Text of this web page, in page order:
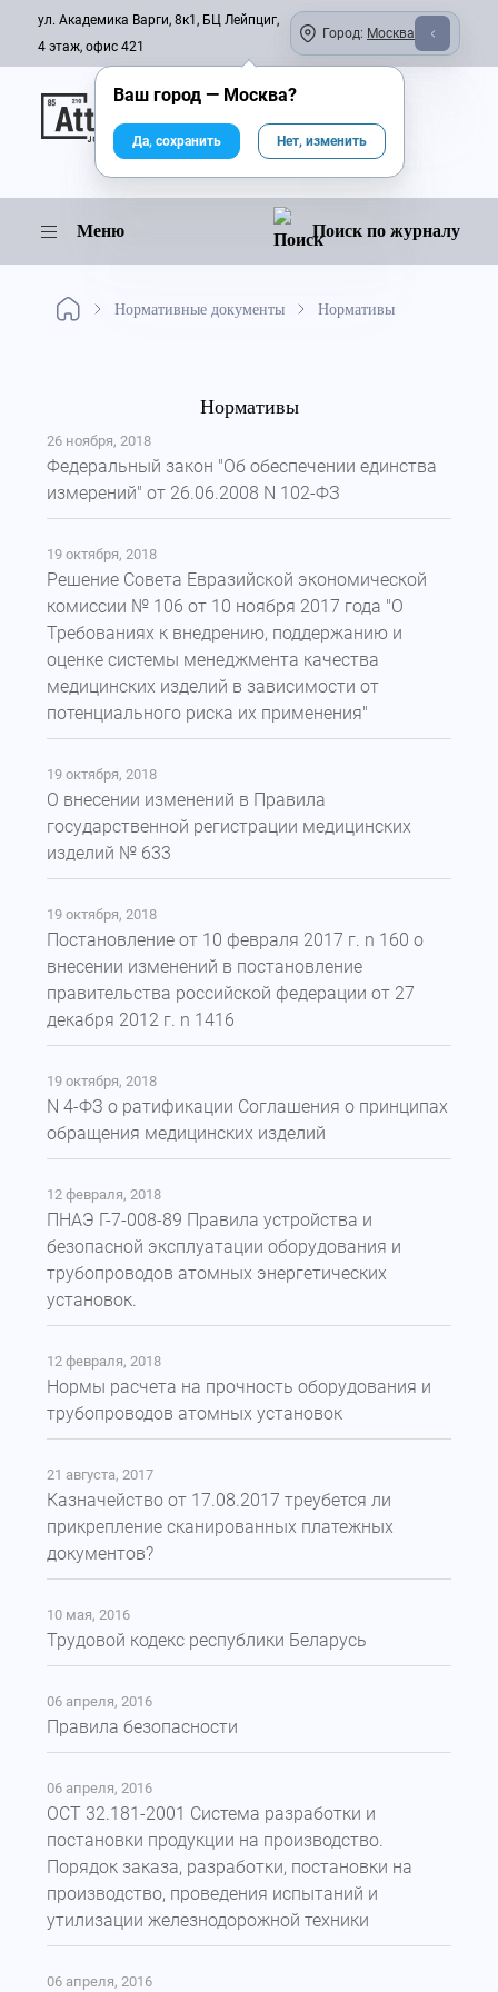
ул. Академика Варги, 8к1, БЦ Лейпциг,
4 этаж, офис 421
Город: Москва
Онлайн-журнал
Меню Поиск по журналу
Нормативные документы Нормативы
Нормативы
26 ноября, 2018
Федеральный закон "Об обеспечении единства
измерений" от 26.06.2008 N 102-ФЗ
19 октября, 2018
Решение Совета Евразийской экономической
комиссии № 106 от 10 ноября 2017 года "О
Требованиях к внедрению, поддержанию и
оценке системы менеджмента качества
медицинских изделий в зависимости от
потенциального риска их применения"
19 октября, 2018
О внесении изменений в Правила
государственной регистрации медицинских
изделий № 633
19 октября, 2018
Постановление от 10 февраля 2017 г. n 160 о
внесении изменений в постановление
правительства российской федерации от 27
декабря 2012 г. n 1416
19 октября, 2018
N 4-ФЗ о ратификации Соглашения о принципах
обращения медицинских изделий
12 февраля, 2018
ПНАЭ Г-7-008-89 Правила устройства и
безопасной эксплуатации оборудования и
трубопроводов атомных энергетических
установок.
12 февраля, 2018
Нормы расчета на прочность оборудования и
трубопроводов атомных установок
21 августа, 2017
Казначейство от 17.08.2017 треубется ли
прикрепление сканированных платежных
документов?
10 мая, 2016
Трудовой кодекс республики Беларусь
06 апреля, 2016
Правила безопасности
06 апреля, 2016
ОСТ 32.181-2001 Система разработки и
постановки продукции на производство.
Порядок заказа, разработки, постановки на
производство, проведения испытаний и
утилизации железнодорожной техники
06 апреля, 2016
Ваш город — Москва?
Да, сохранить Нет, изменить